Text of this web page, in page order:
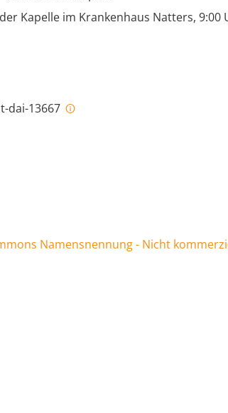
Kapelle im Krankenhaus Natters, 9:00
dai-13667
Namensnennung - Nicht